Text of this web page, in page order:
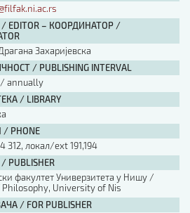
EDITOR – КООРДИНАТОР /
Захаријевска
/ PUBLISHING INTERVAL
annually
/ LIBRARY
PHONE
312, локал/ext 191,194
PUBLISHER
факултет Универзитета у Нишу /
Philosophy, University of Nis
/ FOR PUBLISHER